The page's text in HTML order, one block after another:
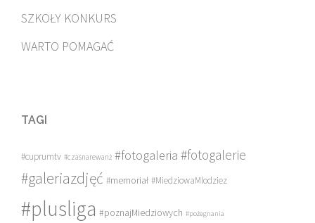
SZKOŁY KONKURS
WARTO POMAGAĆ
TAGI
#cuprumtv #czasnarewanż #fotogaleria #fotogalerie
#galeriazdjęć #memoriał #MiedziowaMlodziez
#plusliga #poznajMiedziowych #pożegnania